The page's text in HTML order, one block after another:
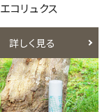
エコリュクス
詳しく見る